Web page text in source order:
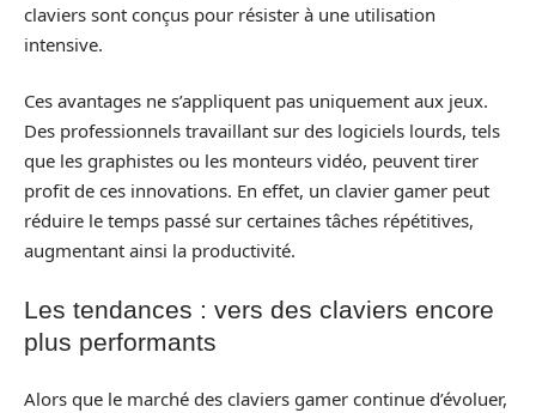
claviers sont conçus pour résister à une utilisation
intensive.
Ces avantages ne s’appliquent pas uniquement aux jeux.
Des professionnels travaillant sur des logiciels lourds, tels
que les graphistes ou les monteurs vidéo, peuvent tirer
profit de ces innovations. En effet, un clavier gamer peut
réduire le temps passé sur certaines tâches répétitives,
augmentant ainsi la productivité.
Les tendances : vers des claviers encore
plus performants
Alors que le marché des claviers gamer continue d’évoluer,